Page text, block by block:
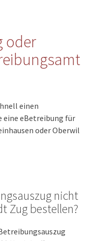
oder
einen
eine eBetreibung für
oder Oberwil
nicht
Zug bestellen?